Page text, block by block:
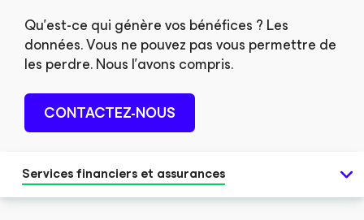
Qu’est-ce qui génère vos bénéfices ? Les
données. Vous ne pouvez pas vous permettre de
les perdre. Nous l’avons compris.
CONTACTEZ-NOUS
Services financiers et assurances